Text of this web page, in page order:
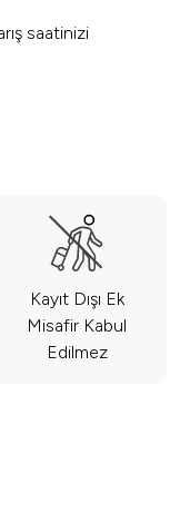
saatinizi
Kayıt Dışı Ek
Misafir Kabul
Edilmez